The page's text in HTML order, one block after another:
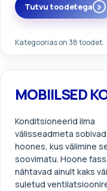
Kategoorias on 38 toodet.
Tutvu toodetega
MOBIILSED
Konditsioneerid ilma
välisseadmeta
hoones, kus välimine
soovimatu. Hoone
nähtavad ainult kaks
suletud